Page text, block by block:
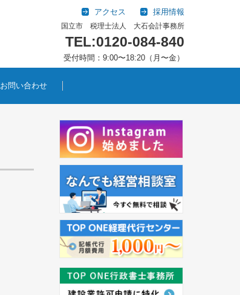
アクセス 採用情報
国立市 税理士法人 大石会計事務所
TEL:0120-084-840
受付時間：9:00〜18:20（月〜金）
お問い合わせ